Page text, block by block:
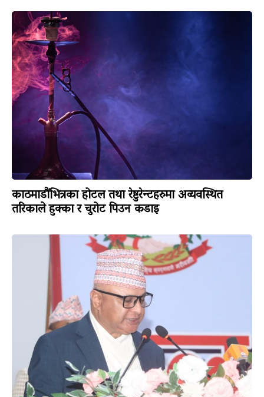
काठमाडौंभित्रका होटल तथा रेष्टुरेन्टहरुमा अव्यवस्थित
तरिकाले हुक्का र चुरोट पिउन कडाइ